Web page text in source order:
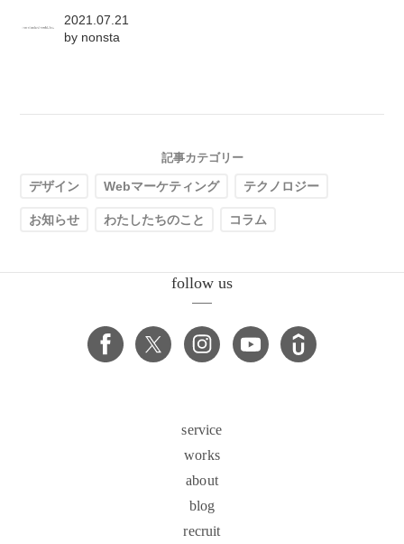
2021.07.21
by nonsta
記事カテゴリー
デザイン Webマーケティング テクノロジー
お知らせ わたしたちのこと コラム
follow us
service
works
about
blog
recruit